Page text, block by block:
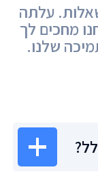
עלתה
מחכים לך
שלנו.